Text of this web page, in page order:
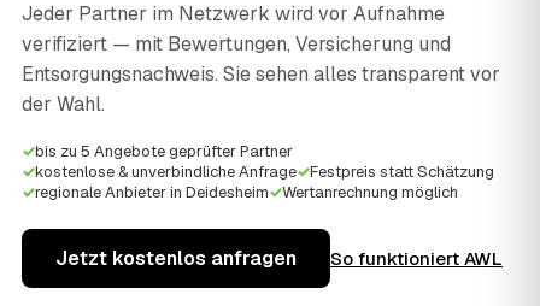
Jeder Partner im Netzwerk wird vor Aufnahme
verifiziert — mit Bewertungen, Versicherung und
Entsorgungsnachweis. Sie sehen alles transparent vor
der Wahl.
✓bis zu 5 Angebote geprüfter Partner
✓kostenlose & unverbindliche Anfrage✓Festpreis statt Schätzung
✓regionale Anbieter in Deidesheim✓Wertanrechnung möglich
Jetzt kostenlos anfragen So funktioniert AWL